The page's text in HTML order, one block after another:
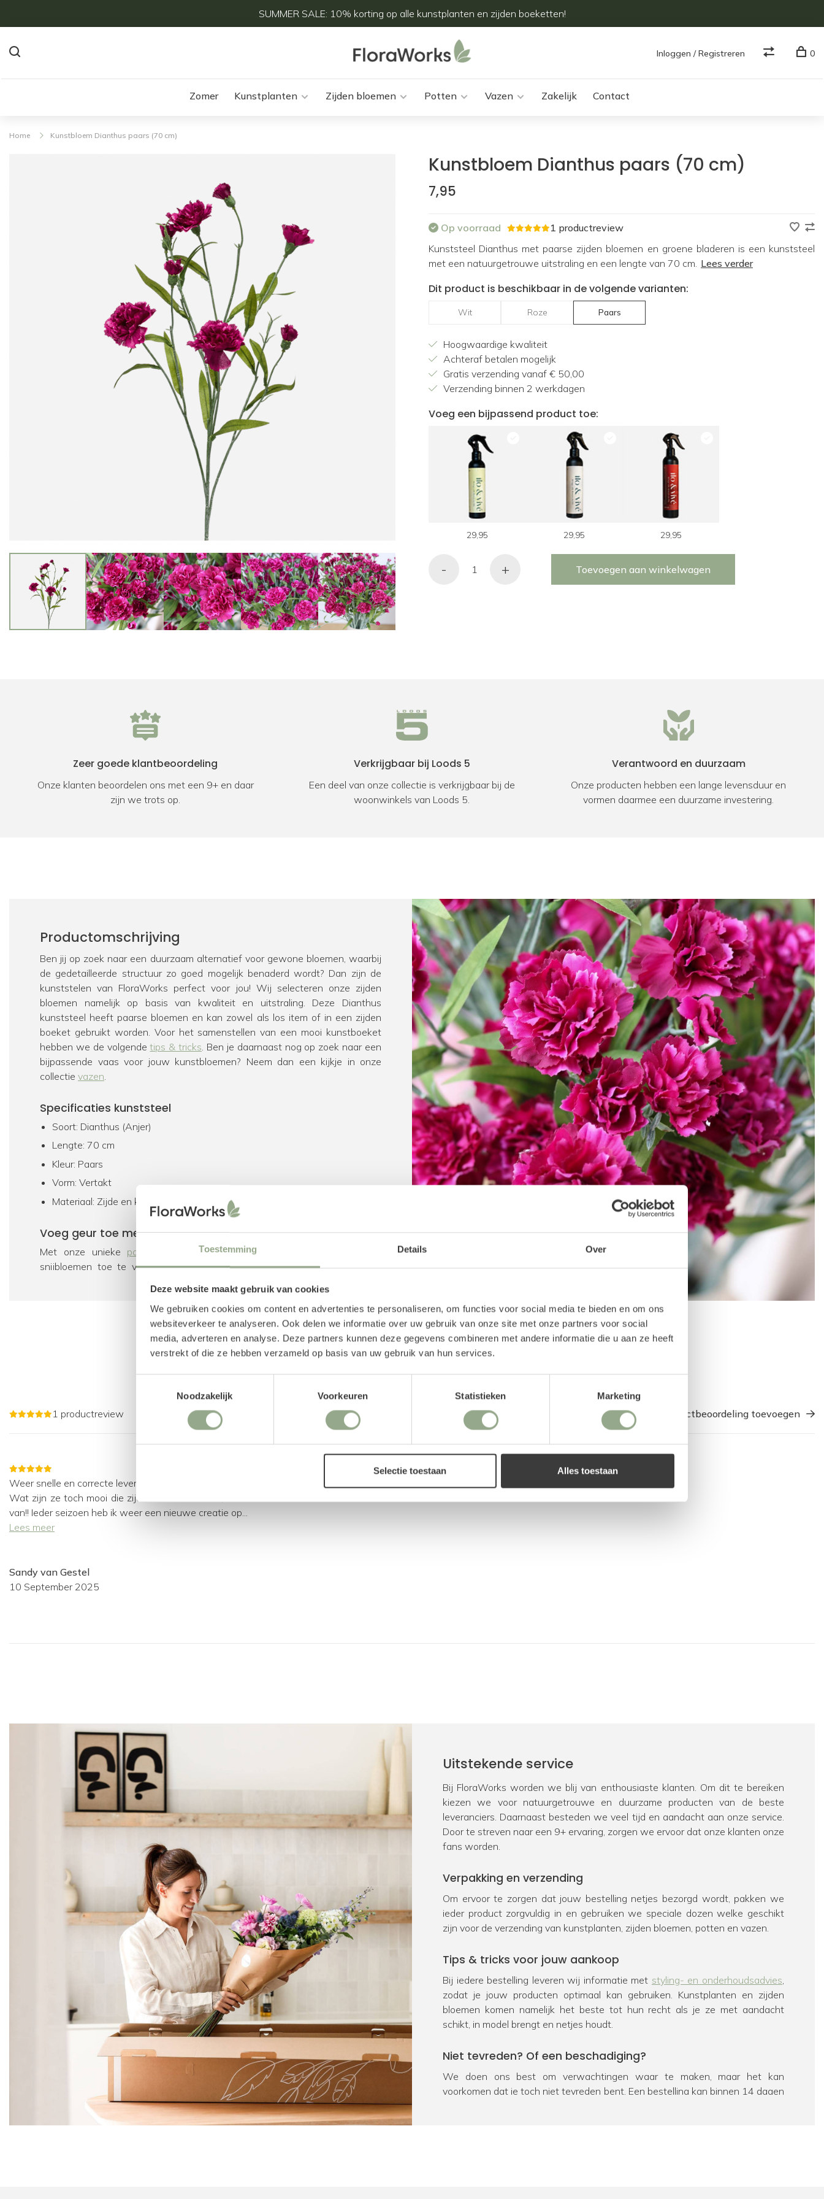
Toestemming Details Over
Deze website maakt gebruik van cookies
We gebruiken cookies om content en advertenties te personaliseren, om functies voor social media te bieden en om ons
websiteverkeer te analyseren. Ook delen we informatie over uw gebruik van onze site met onze partners voor social
media, adverteren en analyse. Deze partners kunnen deze gegevens combineren met andere informatie die u aan ze heeft
verstrekt of die ze hebben verzameld op basis van uw gebruik van hun services.
Noodzakelijk
Voorkeuren Statistieken Marketing
Selectie toestaan Alles toestaan
SUMMER SALE: 10% korting op alle kunstplanten en zijden boeketten!
Zomer Kunstplanten Zijden bloemen Potten Vazen Zakelijk Contact
Inloggen / Registreren 0
Home Kunstbloem Dianthus paars (70 cm)
Kunstbloem Dianthus paars (70 cm)
7,95
Op voorraad
1 productreview
Kunststeel Dianthus met paarse zijden bloemen en groene bladeren is een kunststeel
met een natuurgetrouwe uitstraling en een lengte van 70 cm. Lees verder
Dit product is beschikbaar in de volgende varianten:
Wit Roze Paars
Hoogwaardige kwaliteit
Achteraf betalen mogelijk
Gratis verzending vanaf € 50,00
Verzending binnen 2 werkdagen
Voeg een bijpassend product toe:
29,95 29,95 29,95
- + Toevoegen aan winkelwagen
Zeer goede klantbeoordeling
Onze klanten beoordelen ons met een 9+ en daar
zijn we trots op.
Verkrijgbaar bij Loods 5
Een deel van onze collectie is verkrijgbaar bij de
woonwinkels van Loods 5.
Verantwoord en duurzaam
Onze producten hebben een lange levensduur en
vormen daarmee een duurzame investering.
Productomschrijving
Ben jij op zoek naar een duurzaam alternatief voor gewone bloemen, waarbij
de gedetailleerde structuur zo goed mogelijk benaderd wordt? Dan zijn de
kunststelen van FloraWorks perfect voor jou! Wij selecteren onze zijden
bloemen namelijk op basis van kwaliteit en uitstraling. Deze Dianthus
kunststeel heeft paarse bloemen en kan zowel als los item of in een zijden
boeket gebruikt worden. Voor het samenstellen van een mooi kunstboeket
hebben we de volgendetips & tricks. Ben je daarnaast nog op zoek naar een
bijpassende vaas voor jouw kunstbloemen? Neem dan een kijkje in onze
collectie vazen.
Specificaties kunststeel
Soort: Dianthus (Anjer)
Lengte: 70 cm
Kleur: Paars
Vorm: Vertakt
Materiaal: Zijde en kunststof
Voeg geur toe met parfum voor zijden bloemen
Met onze unieke parfumsprays
is het mogelijk om de geur van verse
snijbloemen toe te voegen aan jouw kunststelen. Het parfum is speciaal
antistatische component, waardoor kunstbloemen minder stof aantrekken en
Paars Vertakt
Productreviews
1 productreview Een productbeoordeling toevoegen
Weer snelle en correcte levering!!
Wat zijn ze toch mooi die zijde bloemen takken, ik houd hier
van!! Ieder seizoen heb ik weer een nieuwe creatie op...
Lees meer
Sandy van Gestel
10 September 2025
Uitstekende service
Bij FloraWorks worden we blij van enthousiaste klanten. Om dit te bereiken
kiezen we voor natuurgetrouwe en duurzame producten van de beste
leveranciers. Daarnaast besteden we veel tijd en aandacht aan onze service.
Door te streven naar een 9+ ervaring, zorgen we ervoor dat onze klanten onze
fans worden.
Verpakking en verzending
Om ervoor te zorgen dat jouw bestelling netjes bezorgd wordt, pakken we
ieder product zorgvuldig in en gebruiken we speciale dozen welke geschikt
zijn voor de verzending van kunstplanten, zijden bloemen, potten en vazen.
Tips & tricks voor jouw aankoop
Bij iedere bestelling leveren wij informatie met styling- en onderhoudsadvies,
zodat je jouw producten optimaal kan gebruiken. Kunstplanten en zijden
bloemen komen namelijk het beste tot hun recht als je ze met aandacht
schikt, in model brengt en netjes houdt.
Niet tevreden? Of een beschadiging?
We doen ons best om verwachtingen waar te maken, maar het kan
voorkomen dat je toch niet tevreden bent. Een bestelling kan binnen 14 dagen